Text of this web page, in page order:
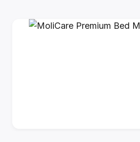
Bildergalerie überspringen